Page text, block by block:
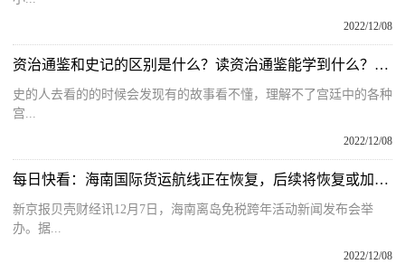
2022/12/08
资治通鉴和史记的区别是什么？读资治通鉴能学到什么？资治通鉴的读法指导
史的人去看的的时候会发现有的故事看不懂，理解不了宫廷中的各种
宫...
2022/12/08
每日快看：海南国际货运航线正在恢复，后续将恢复或加密更多国际航线
新京报贝壳财经讯12月7日，海南离岛免税跨年活动新闻发布会举
办。据...
2022/12/08